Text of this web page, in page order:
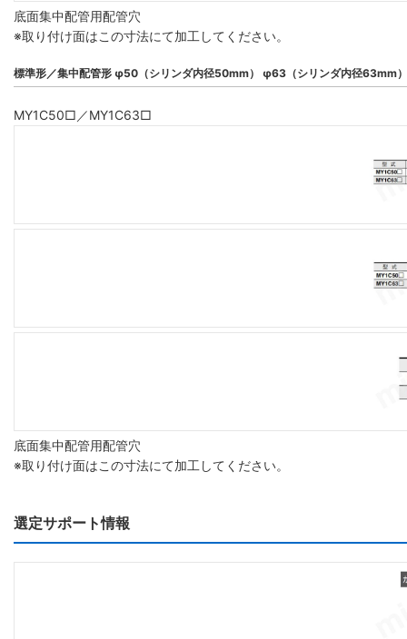
底面集中配管用配管穴
※取り付け面はこの寸法にて加工してください。
標準形／集中配管形 φ50（シリンダ内径50mm） φ63（シリンダ内径63mm）
MY1C50□／MY1C63□
底面集中配管用配管穴
※取り付け面はこの寸法にて加工してください。
選定サポート情報